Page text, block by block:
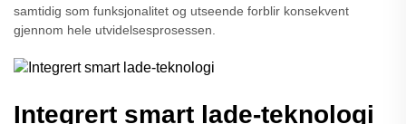
samtidig som funksjonalitet og utseende forblir konsekvent
gjennom hele utvidelsesprosessen.
Integrert smart lade-teknologi